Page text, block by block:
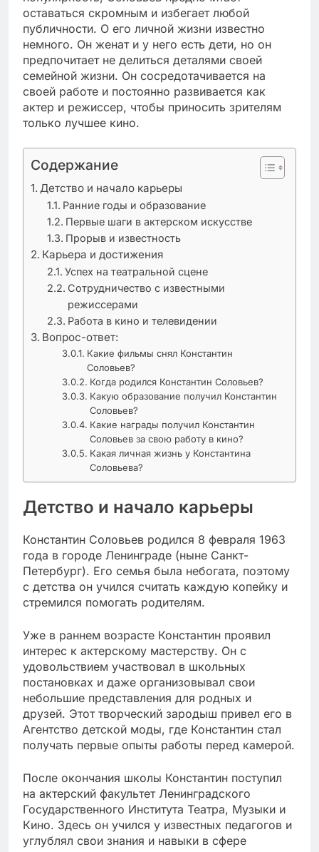
оставаться скромным и избегает любой
публичности. О его личной жизни известно
немного. Он женат и у него есть дети, но он
предпочитает не делиться деталями своей
семейной жизни. Он сосредотачивается на
своей работе и постоянно развивается как
актер и режиссер, чтобы приносить зрителям
только лучшее кино.
Содержание
Детство и начало карьеры
Ранние годы и образование
Первые шаги в актерском искусстве
Прорыв и известность
Карьера и достижения
Успех на театральной сцене
Сотрудничество с известными
режиссерами
Работа в кино и телевидении
Вопрос-ответ:
Какие фильмы снял Константин
Соловьев?
Когда родился Константин Соловьев?
Какую образование получил Константин
Соловьев?
Какие награды получил Константин
Соловьев за свою работу в кино?
Какая личная жизнь у Константина
Соловьева?
Детство и начало карьеры
Константин Соловьев родился 8 февраля 1963
года в городе Ленинграде (ныне Санкт-
Петербург). Его семья была небогата, поэтому
с детства он учился считать каждую копейку и
стремился помогать родителям.
Уже в раннем возрасте Константин проявил
интерес к актерскому мастерству. Он с
удовольствием участвовал в школьных
постановках и даже организовывал свои
небольшие представления для родных и
друзей. Этот творческий зародыш привел его в
Агентство детской моды, где Константин стал
получать первые опыты работы перед камерой.
После окончания школы Константин поступил
на актерский факультет Ленинградского
Государственного Института Театра, Музыки и
Кино. Здесь он учился у известных педагогов и
углублял свои знания и навыки в сфере